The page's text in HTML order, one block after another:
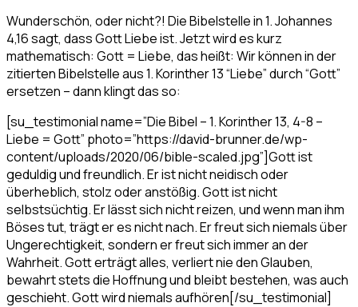
Wunderschön, oder nicht?! Die Bibelstelle in 1. Johannes
4,16 sagt, dass Gott Liebe ist. Jetzt wird es kurz
mathematisch: Gott = Liebe, das heißt: Wir können in der
zitierten Bibelstelle aus 1. Korinther 13 “Liebe” durch “Gott”
ersetzen – dann klingt das so:
[su_testimonial name=”Die Bibel – 1. Korinther 13, 4-8 –
Liebe = Gott” photo=”https://david-brunner.de/wp-
content/uploads/2020/06/bible-scaled.jpg”]Gott ist
geduldig und freundlich. Er ist nicht neidisch oder
überheblich, stolz oder anstößig. Gott ist nicht
selbstsüchtig. Er lässt sich nicht reizen, und wenn man ihm
Böses tut, trägt er es nicht nach. Er freut sich niemals über
Ungerechtigkeit, sondern er freut sich immer an der
Wahrheit. Gott erträgt alles, verliert nie den Glauben,
bewahrt stets die Hoffnung und bleibt bestehen, was auch
geschieht. Gott wird niemals aufhören[/su_testimonial]